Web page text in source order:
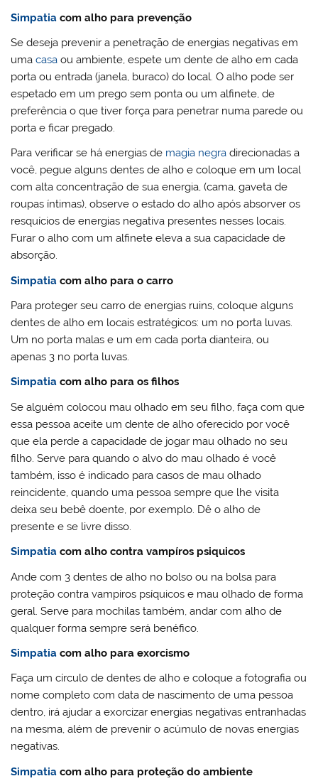
Simpatia com alho para prevenção
Se deseja prevenir a penetração de energias negativas em
umacasa ou ambiente, espete um dente de alho em cada
porta ou entrada (janela, buraco) do local. O alho pode ser
espetado em um prego sem ponta ou um alfinete, de
preferência o que tiver força para penetrar numa parede ou
porta e ficar pregado.
Para verificar se há energias de magia negra direcionadas a
você, pegue alguns dentes de alho e coloque em um local
com alta concentração de sua energia, (cama, gaveta de
roupas íntimas), observe o estado do alho após absorver os
resquícios de energias negativa presentes nesses locais.
Furar o alho com um alfinete eleva a sua capacidade de
absorção.
Simpatia com alho para o carro
Para proteger seu carro de energias ruins, coloque alguns
dentes de alho em locais estratégicos: um no porta luvas.
Um no porta malas e um em cada porta dianteira, ou
apenas 3 no porta luvas.
Simpatia com alho para os filhos
Se alguém colocou mau olhado em seu filho, faça com que
essa pessoa aceite um dente de alho oferecido por você
que ela perde a capacidade de jogar mau olhado no seu
filho. Serve para quando o alvo do mau olhado é você
também, isso é indicado para casos de mau olhado
reincidente, quando uma pessoa sempre que lhe visita
deixa seu bebê doente, por exemplo. Dê o alho de
presente e se livre disso.
Simpatia com alho contra vampíros psiquicos
Ande com 3 dentes de alho no bolso ou na bolsa para
proteção contra vampiros psíquicos e mau olhado de forma
geral. Serve para mochilas também, andar com alho de
qualquer forma sempre será benéfico.
Simpatia com alho para exorcismo
Faça um círculo de dentes de alho e coloque a fotografia ou
nome completo com data de nascimento de uma pessoa
dentro, irá ajudar a exorcizar energias negativas entranhadas
na mesma, além de prevenir o acúmulo de novas energias
negativas.
Simpatia com alho para proteção do ambiente